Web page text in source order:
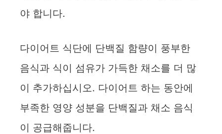
야 합니다.
다이어트 식단에 단백질 함량이 풍부한
음식과 식이 섬유가 가득한 채소를 더 많
이 추가하십시오. 다이어트 하는 동안에
부족한 영양 성분을 단백질과 채소 음식
이 공급해줍니다.